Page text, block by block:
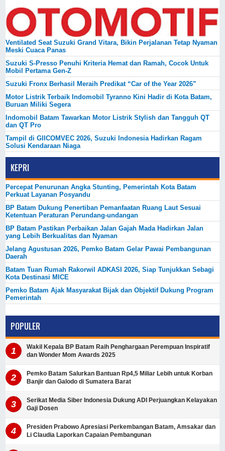
Ventilated Seat Suzuki Grand Vitara, Bikin Perjalanan Tetap Nyaman
Meski Cuaca Panas
Suzuki S-Presso Penuhi Kriteria Hemat dan Ramah, Cocok Untuk
Mobil Pertama Gen-Z
Suzuki Fronx Berhasil Meraih Predikat “Car of the Year 2026”
Motor Listrik Terbaik Indomobil Tyranno Kini Hadir di Kota Batam,
Buruan Miliki Segera
Indomobil Batam Tawarkan Motor Listrik Stylish dan Tangguh QT
dan QT Pro
Tampil di GIICOMVEC 2026, Suzuki Indonesia Hadirkan Ragam
Solusi Kendaraan Niaga
KEPRI
Percepat Penurunan Angka Stunting, Pemerintah Kota Batam
Perkuat Layanan Posyandu
BP Batam Dukung Penertiban Pemanfaatan Ruang Laut Sesuai
Ketentuan Peraturan Perundang-undangan
BP Batam Pastikan Perbaikan Jalan Gajah Mada Hadirkan Jalan
yang Lebih Berkualitas dan Nyaman
Jelang Agustusan 2026, Pemko Batam Gelar Pawai Pembangunan
Daerah
Batam Tuan Rumah Rakorwil ADKASI 2026, Siap Tunjukkan Sebagi
Kota Destinasi MICE
Pemko Batam Ajak Masyarakat Bijak dan Objektif Dukung Program
Pemerintah
POPULER
Wakil Kepala BP Batam Raih Penghargaan Perempuan Inspiratif
dan Wonder Mom Awards 2025
Pemko Batam Salurkan Bantuan Rp4,5 Miliar Lebih untuk Korban
Banjir dan Galodo di Sumatera Barat
Serikat Media Siber Indonesia Dukung ADI Perjuangkan Kelayakan
Gaji Dosen
Presiden Prabowo Apresiasi Perkembangan Batam, Amsakar dan
Li Claudia Laporkan Capaian Pembangunan